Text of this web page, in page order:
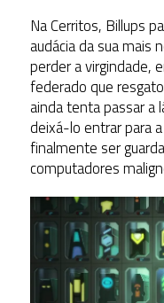
Na Cerritos, Billups
audácia da sua mais
perder a virgindade,
federado que
ainda tenta passar a
deixá-lo entrar para
finalmente ser
computadores